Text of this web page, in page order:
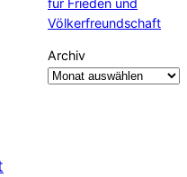
für Frieden und
Völkerfreundschaft
Archiv